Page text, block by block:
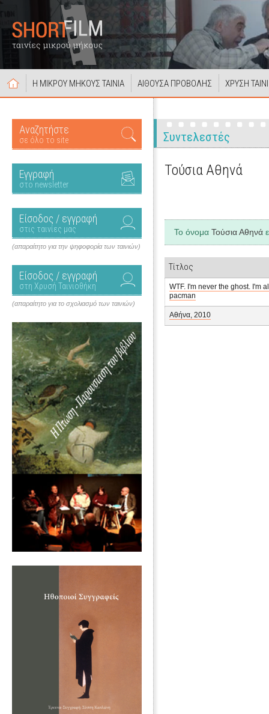
Η ΜΙΚΡΟΥ ΜΗΚΟΥΣ ΤΑΙΝΙΑ ΑΙΘΟΥΣΑ ΠΡΟΒΟΛΗΣ ΧΡΥΣΗ
Αναζητήστε
σε όλο το site
Εγγραφή
στο newsletter
Είσοδος / εγγραφή
στις ταινίες μας
(απαραίτητο για την ψηφοφορία των ταινιών)
Είσοδος / εγγραφή
στη Χρυσή Ταινιοθήκη
(απαραίτητο για το σχολιασμό των ταινιών)
Συντελεστές
Τούσια Αθηνά
Το όνομα Τούσια Αθηνά
Τίτλος
WTF. I'm never the ghost. I'm
pacman
Αθήνα, 2010